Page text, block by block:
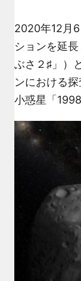
2020年12月
ションを延
ぶさ２♯」）
ンにおける
小惑星「